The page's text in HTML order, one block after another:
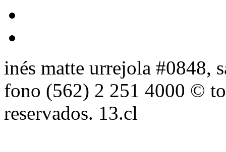
inés matte urrejola #0848,
fono (562) 2 251 4000 ©
reservados. 13.cl